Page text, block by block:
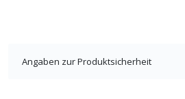
Angaben zur Produktsicherheit